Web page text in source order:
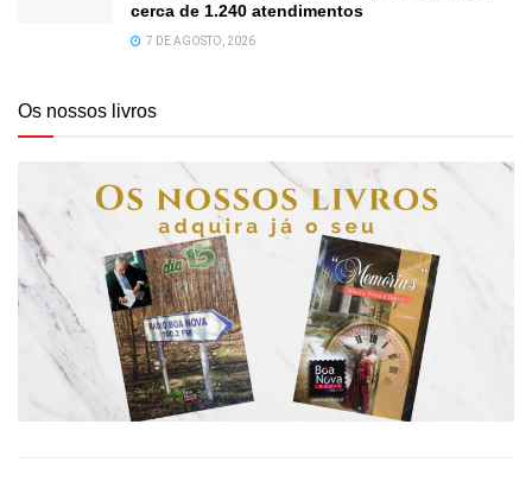
cerca de 1.240 atendimentos
7 DE AGOSTO, 2026
Os nossos livros